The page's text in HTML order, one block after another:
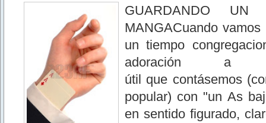
GUARDANDO
MANGACuando
un tiempo
adoración a
útil que contásemos
popular) con "un As
en sentido